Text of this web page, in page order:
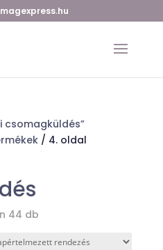
csomagküldés”
/ 4. oldal
44 db